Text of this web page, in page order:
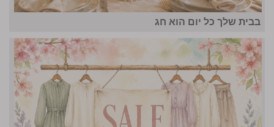
בבית שלך כל יום הוא חג